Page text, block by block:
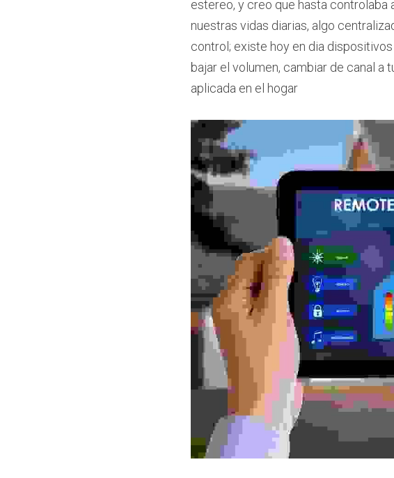
estereo, y creo que hasta controlaba
nuestras vidas diarias, algo
control; existe hoy en dia
bajar el volumen, cambiar de canal
aplicada en el hogar